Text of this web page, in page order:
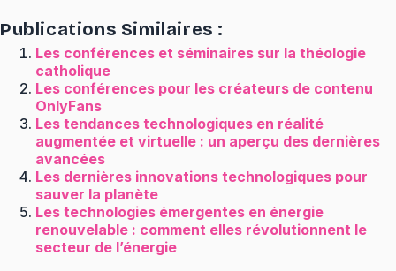
Publications Similaires :
Les conférences et séminaires sur la théologie
catholique
Les conférences pour les créateurs de contenu
OnlyFans
Les tendances technologiques en réalité
augmentée et virtuelle : un aperçu des dernières
avancées
Les dernières innovations technologiques pour
sauver la planète
Les technologies émergentes en énergie
renouvelable : comment elles révolutionnent le
secteur de l’énergie